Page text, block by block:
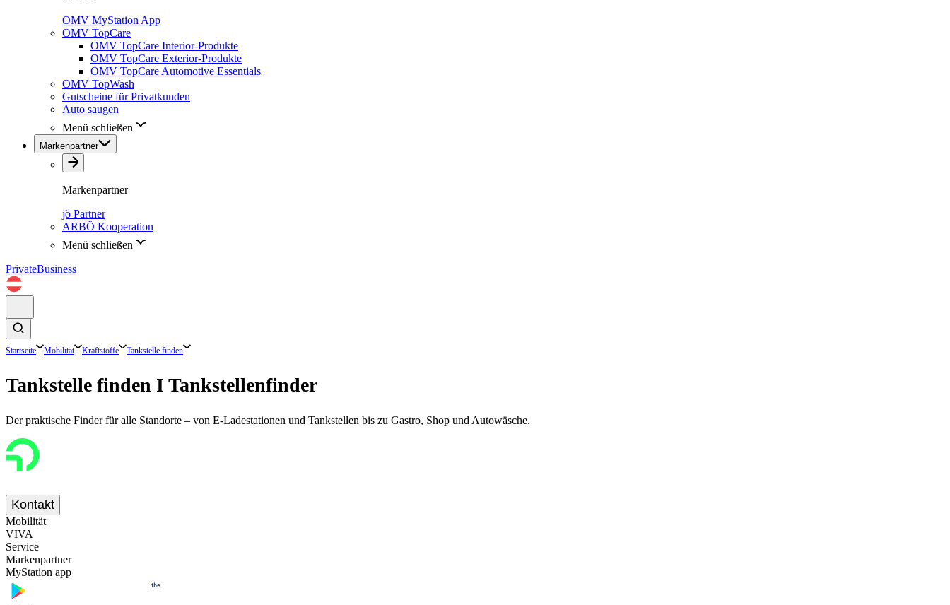
OMV MyStation App
OMV TopCare
OMV TopCare Interior-Produkte
OMV TopCare Exterior-Produkte
OMV TopCare Automotive Essentials
OMV TopWash
Gutscheine für Privatkunden
Auto saugen
Menü schließen
Markenpartner
Markenpartner
jö Partner
ARBÖ Kooperation
Menü schließen
PrivateBusiness
Startseite Mobilität Kraftstoffe Tankstelle finden
Tankstelle finden I Tankstellenfinder
Der praktische Finder für alle Standorte – von E-Ladestationen und Tankstellen bis zu Gastro, Shop und Autowäsche.
Kontakt
Mobilität
VIVA
Service
Markenpartner
MyStation app